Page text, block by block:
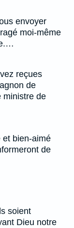
envoyer
moi-même
reçues
de
ministre de
et bien-aimé
de
soient
Dieu notre